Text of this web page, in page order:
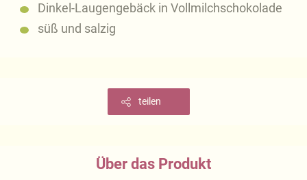
Dinkel-Laugengebäck in Vollmilchschokolade
süß und salzig
teilen
Über das Produkt